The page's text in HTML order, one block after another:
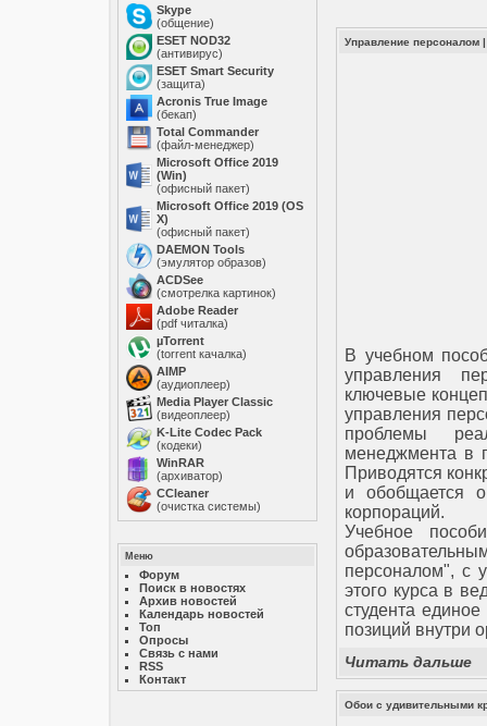
Skype
(общение)
ESET NOD32
(антивирус)
ESET Smart Security
(защита)
Acronis True Image
(бекап)
Total Commander
(файл-менеджер)
Microsoft Office 2019
(Win)
(офисный пакет)
Microsoft Office 2019 (OS
X)
(офисный пакет)
DAEMON Tools
(эмулятор образов)
ACDSee
(смотрелка картинок)
Adobe Reader
(pdf читалка)
µTorrent
(torrent качалка)
AIMP
(аудиоплеер)
Media Player Classic
(видеоплеер)
K-Lite Codec Pack
(кодеки)
WinRAR
(архиватор)
ССleaner
(очистка системы)
Меню
Форум
Поиск в новостях
Архив новостей
Календарь новостей
Топ
Опросы
Связь с нами
RSS
Контакт
Управление персоналом
В учебном
управления
ключевые
управления
проблемы
менеджмента в
Приводятся
и обобщается
корпораций.
Учебное
персоналом", с
этого курса в
студента
позиций внутри
Читать дальше
Обои с удивительными